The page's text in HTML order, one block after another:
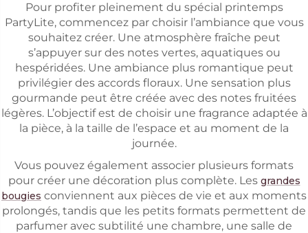
Pour profiter pleinement du spécial printemps
PartyLite, commencez par choisir l’ambiance que vous
souhaitez créer. Une atmosphère fraîche peut
s’appuyer sur des notes vertes, aquatiques ou
hespéridées. Une ambiance plus romantique peut
privilégier des accords floraux. Une sensation plus
gourmande peut être créée avec des notes fruitées
légères. L’objectif est de choisir une fragrance adaptée à
la pièce, à la taille de l’espace et au moment de la
journée.
Vous pouvez également associer plusieurs formats
pour créer une décoration plus complète. Les grandes
bougies conviennent aux pièces de vie et aux moments
prolongés, tandis que les petits formats permettent de
parfumer avec subtilité une chambre, une salle de